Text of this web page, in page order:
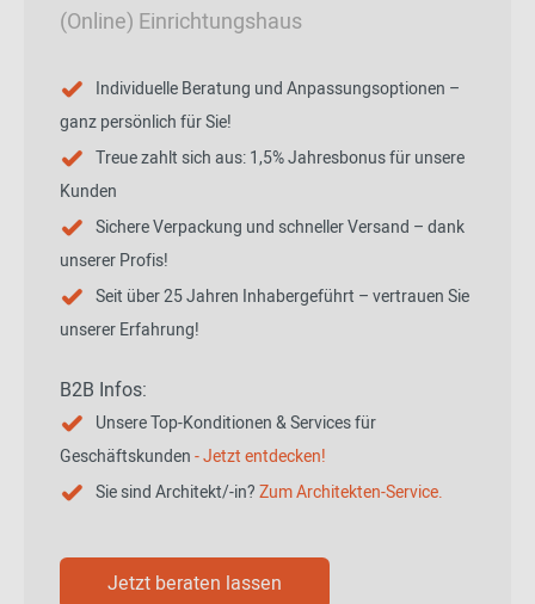
(Online) Einrichtungshaus
Individuelle Beratung und Anpassungsoptionen –
ganz persönlich für Sie!
Treue zahlt sich aus: 1,5% Jahresbonus für unsere
Kunden
Sichere Verpackung und schneller Versand – dank
unserer Profis!
Seit über 25 Jahren Inhabergeführt – vertrauen Sie
unserer Erfahrung!
B2B Infos:
Unsere Top-Konditionen & Services für
Geschäftskunden- Jetzt entdecken!
Sie sind Architekt/-in?Zum Architekten-Service.
Jetzt beraten lassen